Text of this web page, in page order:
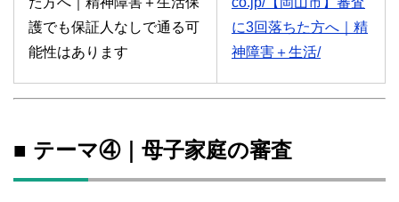
護でも保証人なしで通る可
能性はあります
に3回落ちた方へ｜精
神障害＋生活/
■ テーマ④｜母子家庭の審査